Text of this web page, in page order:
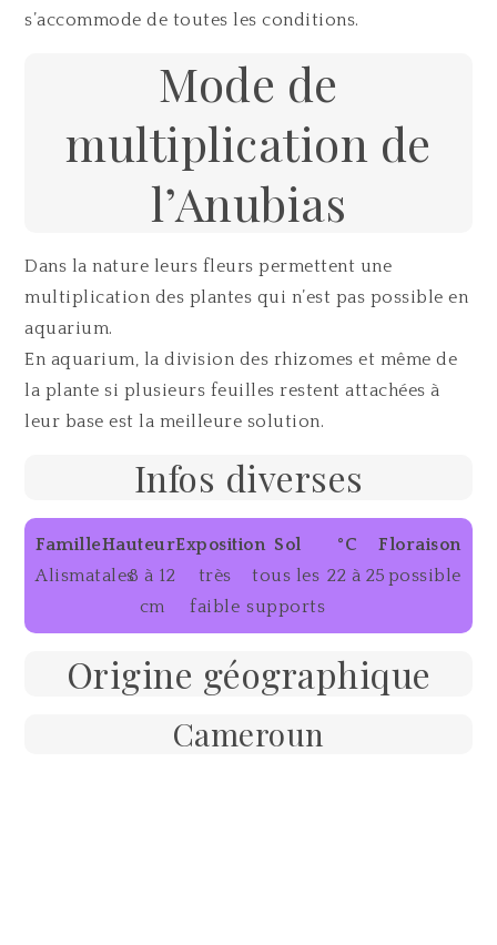
s’accommode de toutes les conditions.
Mode de
multiplication de
l’Anubias
Dans la nature leurs fleurs permettent une
multiplication des plantes qui n’est pas possible en
aquarium.
En aquarium, la division des rhizomes et même de
la plante si plusieurs feuilles restent attachées à
leur base est la meilleure solution.
Infos diverses
FamilleHauteurExposition Sol °C
Floraison
Alismatales8 à 12
cm
très
faible
tous les
supports
22 à 25 possible
Origine géographique
Cameroun